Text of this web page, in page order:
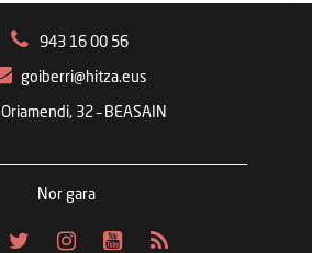
943 16 00 56
goiberri@hitza.eus
Oriamendi, 32 – BEASAIN
Nor gara